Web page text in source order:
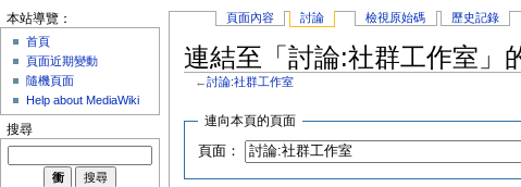
頁面內容 討論 檢視原始碼 歷史記錄
連結至「討論:社群工作室」
←討論:社群工作室
連向本頁的頁面
頁面：
本站導覽：
首頁
頁面近期變動
隨機頁面
Help about MediaWiki
搜尋